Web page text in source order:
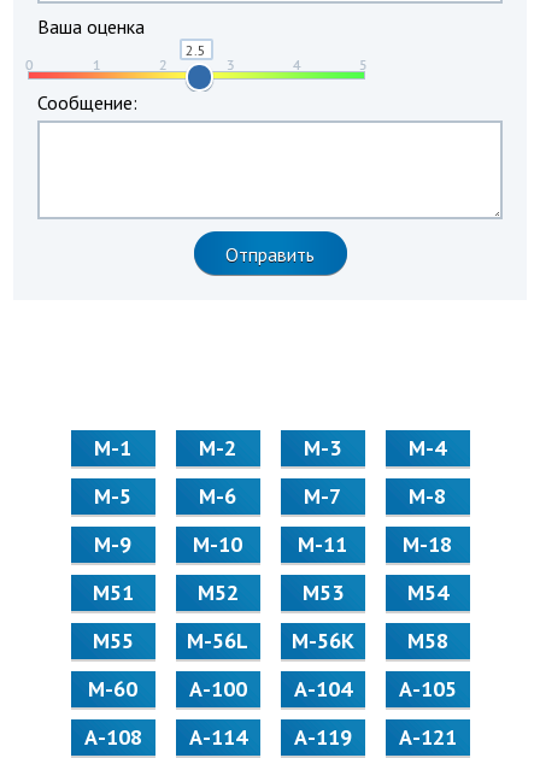
Ваша оценка
Сообщение:
М-1 М-2 М-3
М-4
М-5
М-6 М-7
М-8
М-9
М-10 М-11
М-18
М51
М52 М53
М54
М55
M-56L M-56K
М58
M-60
А-100 А-104
А-105
А-108
А-114 А-119
А-121